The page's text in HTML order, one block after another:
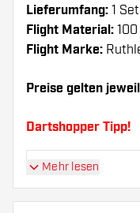
Lieferumfang: 1
Flight Material:
Flight Marke:
Preise gelten
Dartshopper Tipp!
Sorgen Sie für
Shafts. Diese
Mehr lesen